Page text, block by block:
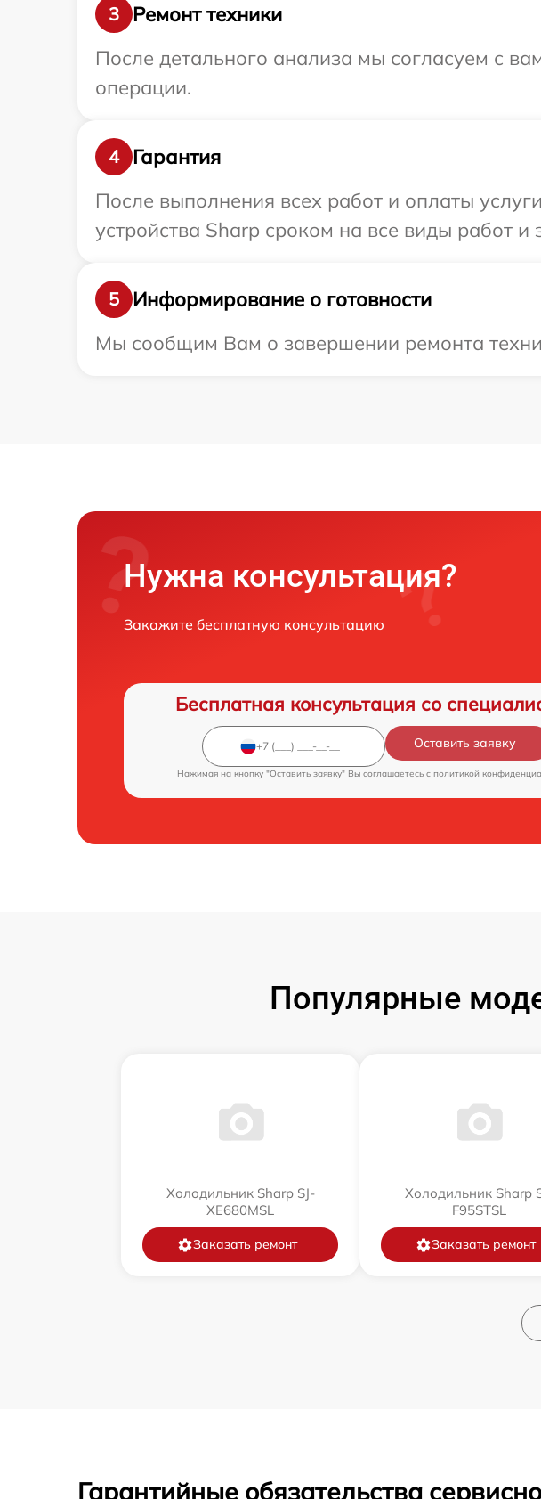
3
Ремонт техники
После детального анализа мы согласуем с
операции.
4
Гарантия
После выполнения всех работ и оплаты
устройства Sharp сроком на все виды работ и
5
Информирование о готовности
Мы сообщим Вам о завершении ремонта
Нужна консультация?
Закажите бесплатную консультацию
Бесплатная консультация со
Оставить заявку
Нажимая на кнопку "Оставить заявку" Вы соглашаетесь c политикой
Популярные
Холодильник Sharp SJ-
XE680MSL
Заказать ремонт
Холодильник Sharp
F95STSL
Заказать ремонт
Гарантийные обязательства